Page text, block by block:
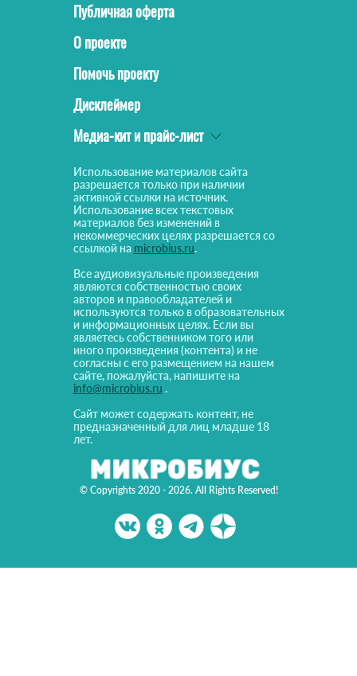
© Copyrights 2020 - 2026. All Rights Reserved!
Публичная оферта
О проекте
Помочь проекту
Дисклеймер
Медиа-кит и прайс-лист
Использование материалов сайта
разрешается только при наличии
активной ссылки на источник.
Использование всех текстовых
материалов без изменений в
некоммерческих целях разрешается со
ссылкой на microbius.ru.
Все аудиовизуальные произведения
являются собственностью своих
авторов и правообладателей и
используются только в образовательных
и информационных целях. Если вы
являетесь собственником того или
иного произведения (контента) и не
согласны с его размещением на нашем
сайте, пожалуйста, напишите на
info@microbius.ru .
Сайт может содержать контент, не
предназначенный для лиц младше 18
лет.